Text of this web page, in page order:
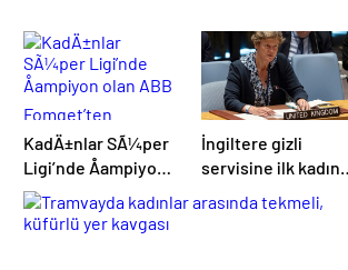
KadÄ±nlar SÃ¼per
Ligi’nde Åampiyon
olan ABB
Fomget’ten
İngiltere gizli
servisine ilk kadın
başkan: “Pekin
Barbara” favori aday